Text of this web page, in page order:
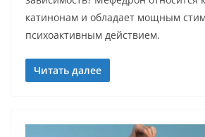
катинонам и обладает мощным
психоактивным действием.
Читать далее